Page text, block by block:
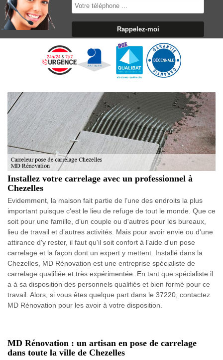
Installez votre carrelage avec un professionnel à
Chezelles
Evidemment, la maison fait partie de l’une des endroits la plus
important puisque c'est le lieu de refuge de tout le monde. Que ce
soit pour une famille, d’un couple ou d'autres pour les bureaux,
lieu de travail et d’autres activités. Mais pour avoir envie ou d'une
attirance d'y rester, il faut qu'il soit confort à l'aide d'un pose
carrelage et la façon dont un expert y mettent. Installé dans la
Chezelles, MD Rénovation est une entreprise spécialiste de
carrelage qualifiée et très expérimentée. En tant que spécialiste il
a à sa disposition des personnels qualifiés et bien formé pour ce
travail. Alors, si vous êtes quelque part dans le 37220, contactez
MD Rénovation pour les avoir à votre disposition.
MD Rénovation : un artisan en pose de carrelage
dans toute la ville de Chezelles